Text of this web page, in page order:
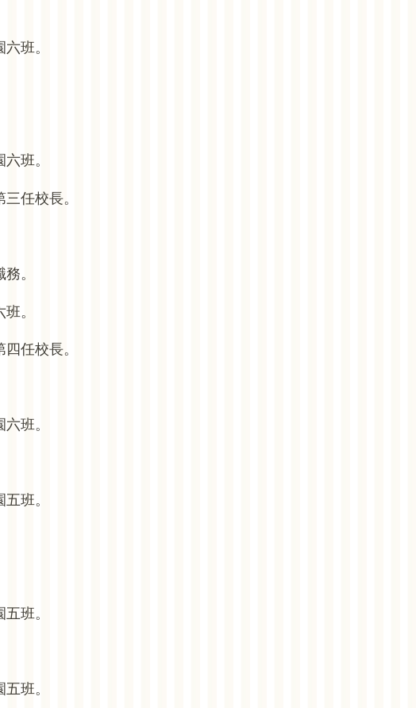
班。
班。
任校長。
。
。
任校長。
班。
班。
班。
班。